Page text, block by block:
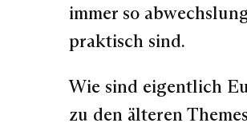
immer so
praktisch sind.
Wie sind eigentlich
zu den älteren